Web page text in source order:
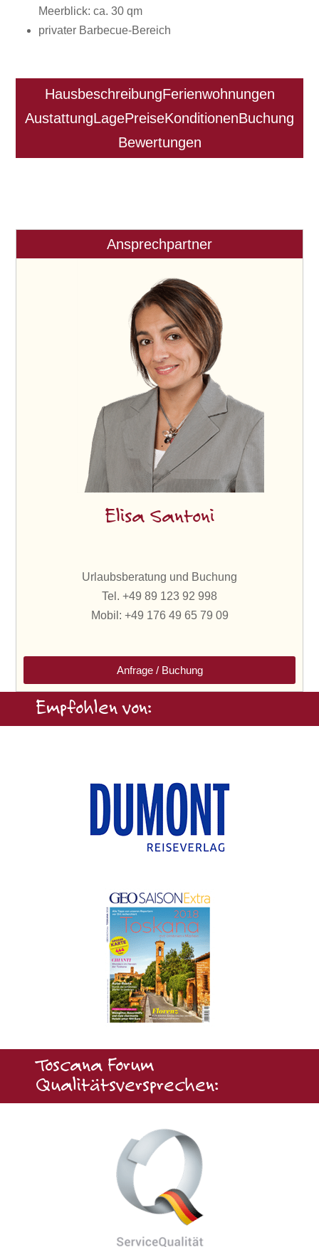
Meerblick: ca. 30 qm
privater Barbecue-Bereich
HausbeschreibungFerienwohnungen
AustattungLagePreiseKonditionenBuchung
Bewertungen
Ansprechpartner
Elisa Santoni
Urlaubsberatung und Buchung
Tel. +49 89 123 92 998
Mobil: +49 176 49 65 79 09
Anfrage / Buchung
Empfohlen von:
Toscana Forum
Qualitätsversprechen: